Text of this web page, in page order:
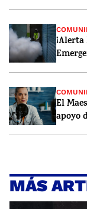
El
apoyo
MÁS